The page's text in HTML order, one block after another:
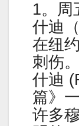
1。周
什迪
在纽
刺伤
什迪
篇》
许多